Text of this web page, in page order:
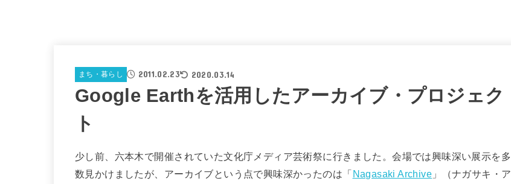
まち・暮らし 2011.02.23 2020.03.14
Google Earthを活用したアーカイブ・プロジェク
ト
少し前、六本木で開催されていた文化庁メディア芸術祭に行きました。会場では興味深い展示を多
数見かけましたが、アーカイブという点で興味深かったのは「Nagasaki Archive 」（ナガサキ・ア